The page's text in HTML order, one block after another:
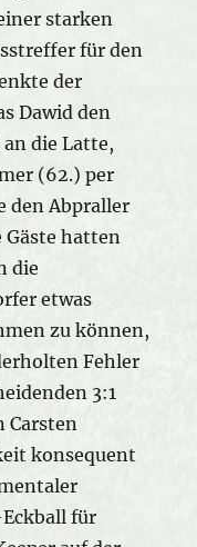
starken
für den
der
Dawid den
die Latte,
(62.) per
den Abpraller
hatten
die
etwas
zu können,
Fehler
3:1
Carsten
konsequent
für